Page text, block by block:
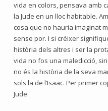
vida en colors, pensava amb
la Jude en un lloc habitable.
cosa que no hauria imaginat
sense por. I si créixer
història dels altres i ser la
vida no fos una maledicció,
no és la història de la seva
sols la de l’Isaac. Per primer
Jude.